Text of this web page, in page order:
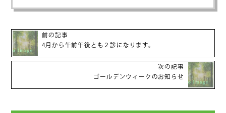
前の記事
4月から午前午後とも２診になります。
次の記事
ゴールデンウィークのお知らせ